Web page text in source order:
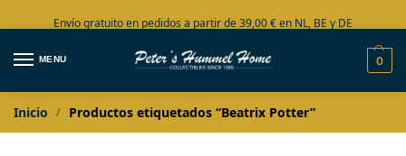
Envío gratuito en pedidos a partir de 39,00 € en NL, BE y DE
Amplia colección en stock
MENU 0
Inicio / Productos etiquetados “Beatrix Potter”